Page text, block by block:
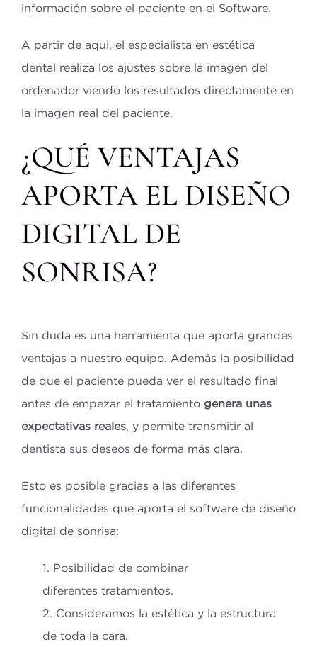
información sobre el paciente en el Software.
A partir de aqui, el especialista en estética
dental realiza los ajustes sobre la imagen del
ordenador viendo los resultados directamente en
la imagen real del paciente.
¿QUÉ VENTAJAS
APORTA EL DISEÑO
DIGITAL DE
SONRISA?
Sin duda es una herramienta que aporta grandes
ventajas a nuestro equipo. Además la posibilidad
de que el paciente pueda ver el resultado final
antes de empezar el tratamiento genera unas
expectativas reales, y permite transmitir al
dentista sus deseos de forma más clara.
Esto es posible gracias a las diferentes
funcionalidades que aporta el software de diseño
digital de sonrisa:
1. Posibilidad de combinar
diferentes tratamientos.
2. Consideramos la estética y la estructura
de toda la cara.